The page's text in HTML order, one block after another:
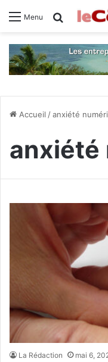
Menu
Accueil /anxiété
anxiété
La Rédaction mai 6,